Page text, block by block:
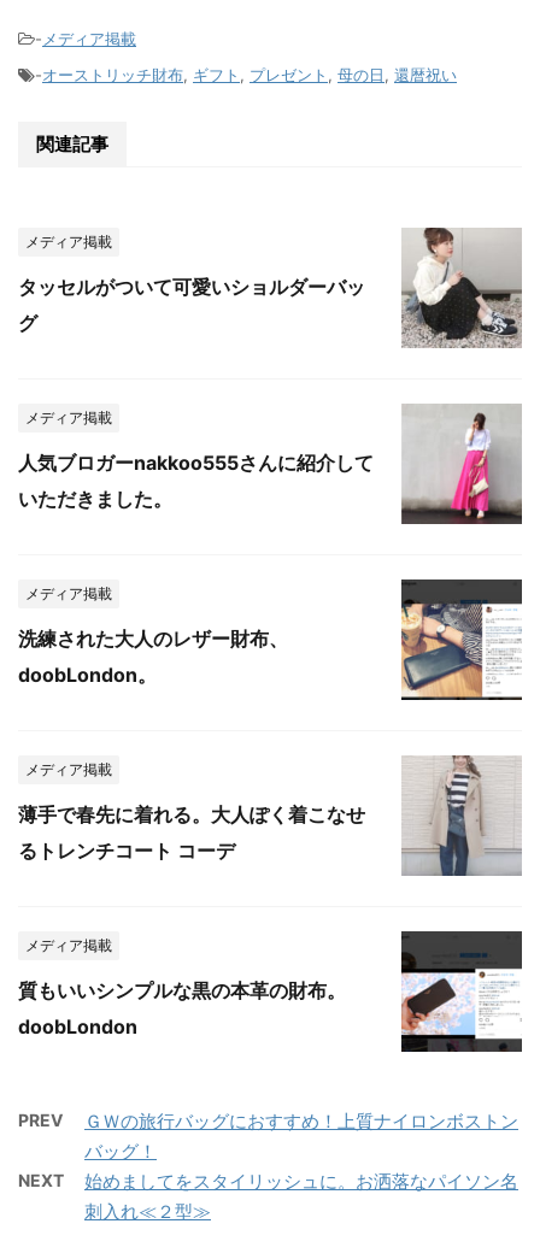
- メディア掲載
-オーストリッチ財布, ギフト , プレゼント , 母の日, 還暦祝い
関連記事
メディア掲載
タッセルがついて可愛いショルダーバッ
グ
メディア掲載
人気ブロガーnakkoo555さんに紹介して
いただきました。
メディア掲載
洗練された大人のレザー財布、
doobLondon。
メディア掲載
薄手で春先に着れる。大人ぽく着こなせ
るトレンチコート コーデ
メディア掲載
質もいいシンプルな黒の本革の財布。
doobLondon
PREV
ＧＷの旅行バッグにおすすめ！上質ナイロンボストン
バッグ！
NEXT
始めましてをスタイリッシュに。お洒落なパイソン名
刺入れ≪２型≫